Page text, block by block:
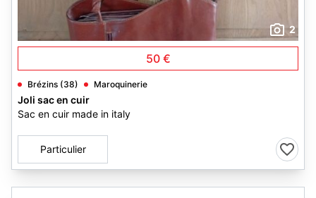
2
50 €
Brézins (38) Maroquinerie
Joli sac en cuir
Sac en cuir made in italy
Particulier